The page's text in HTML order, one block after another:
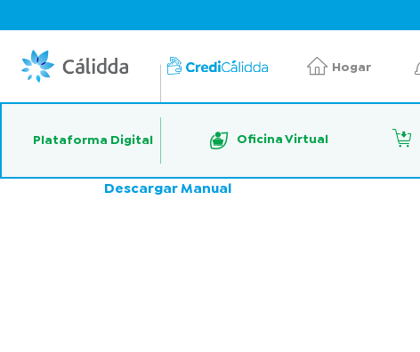
Hogar
Plataforma Digital Oficina Virtual
Descargar Manual